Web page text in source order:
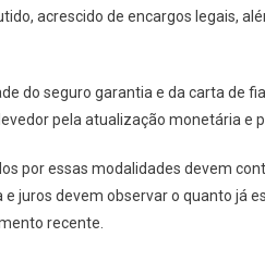
acrescido de encargos legais,
do seguro garantia e da carta de
pela atualização monetária e
por essas modalidades devem
juros devem observar o quanto já
recente.